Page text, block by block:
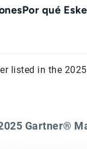
Por qué
listed in the
Gartner®